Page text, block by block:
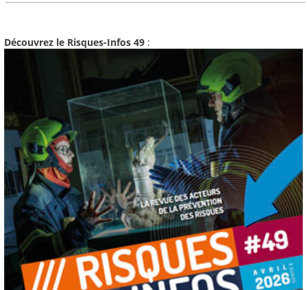
Découvrez le Risques-Infos 49 :